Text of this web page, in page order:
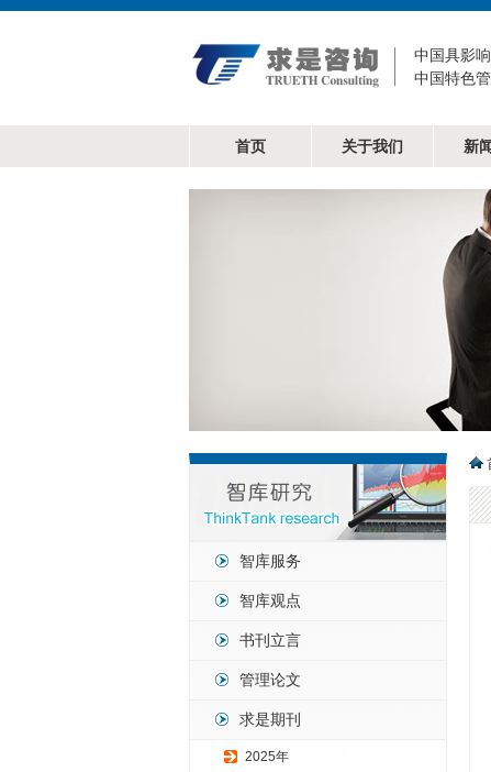
中国具影
中国特色
首页 关于我们 新
智库服务
智库观点
书刊立言
管理论文
求是期刊
2025年